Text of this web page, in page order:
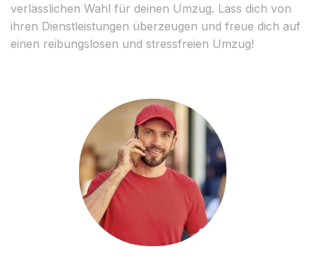
verlässlichen Wahl für deinen Umzug. Lass dich von
ihren Dienstleistungen überzeugen und freue dich auf
einen reibungslosen und stressfreien Umzug!